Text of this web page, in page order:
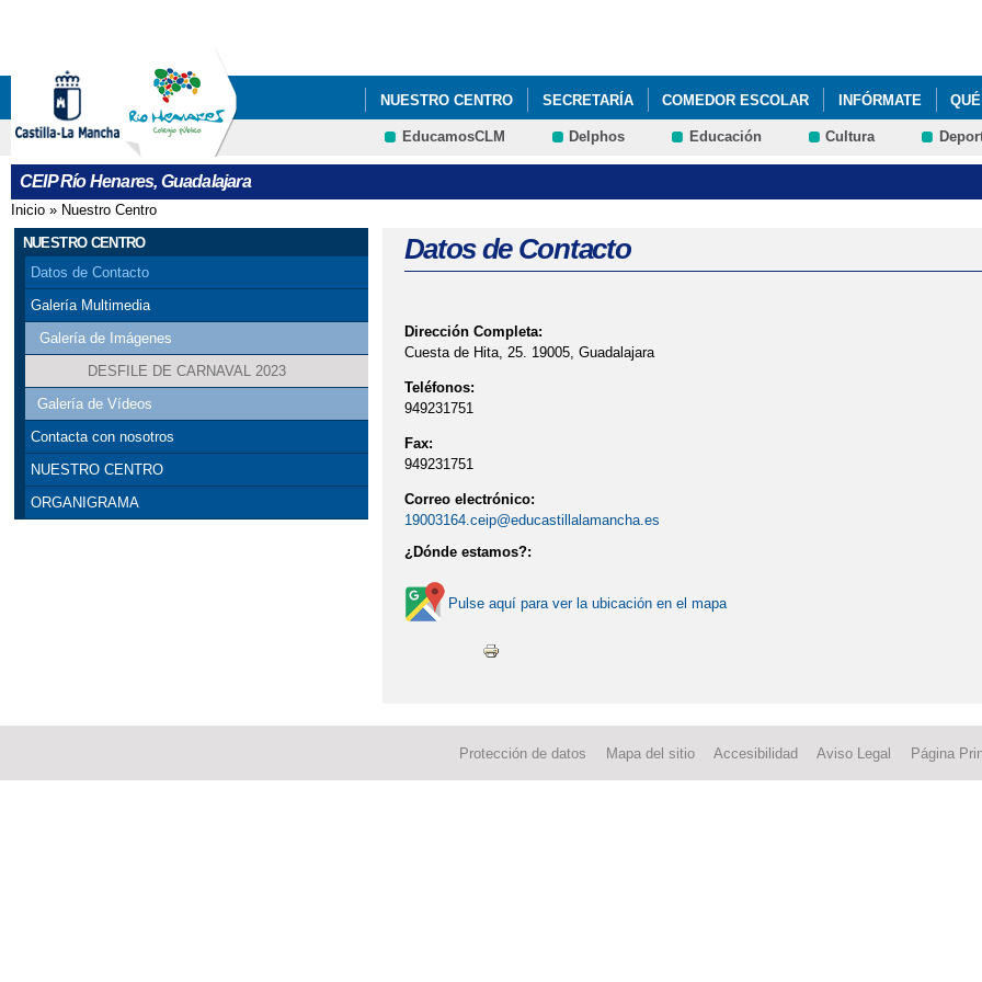
NUESTRO CENTRO SECRETARÍA COMEDOR ESCOLAR INFÓRMATE
EducamosCLM Delphos Educación Cultura
CEIP Río Henares, Guadalajara
Se encuentra usted aquí
Inicio » Nuestro Centro
NUESTRO CENTRO
Datos de Contacto
Galería Multimedia
Galería de Imágenes
DESFILE DE CARNAVAL 2023
Galería de Vídeos
Contacta con nosotros
NUESTRO CENTRO
ORGANIGRAMA
Datos de Contacto
Dirección Completa:
Cuesta de Hita, 25. 19005, Guadalajara
Teléfonos:
949231751
Fax:
949231751
Correo electrónico:
19003164.ceip@educastillalamancha.es
¿Dónde estamos?:
Pulse aquí para ver la ubicación en el mapa
Protección de datos Mapa del sitio Accesibilidad Aviso Legal Página